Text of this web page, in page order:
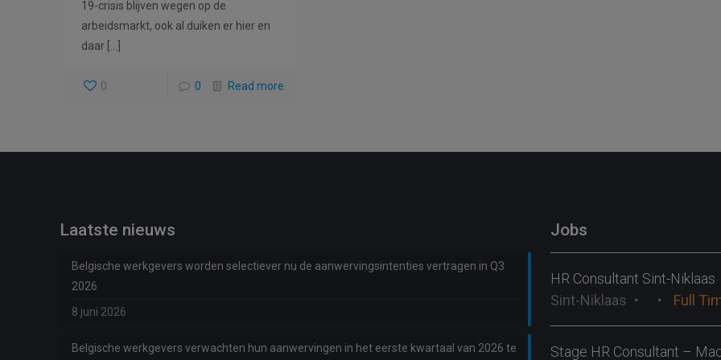
19-crisis blijven wegen op de
arbeidsmarkt, ook al duiken er hier en
daar[…]
0 0 Read more
Laatste nieuws
Belgische werkgevers worden selectiever nu de aanwervingsintenties vertragen in Q3
2026
8 juni 2026
Belgische werkgevers verwachten hun aanwervingen in het eerste kwartaal van 2026 te
Jobs
HR Consultant Sint-Niklaas
Sint-Niklaas
Full
Stage HR Consultant –